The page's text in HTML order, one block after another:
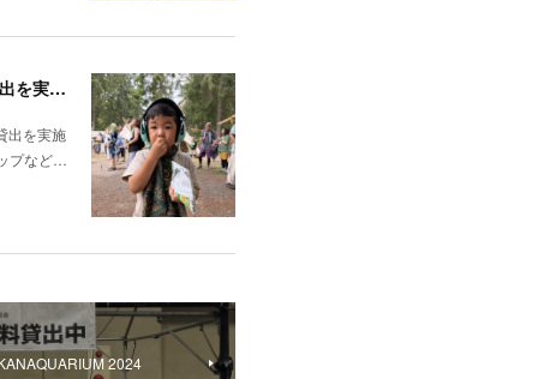
7月11日（土）・12日（日）に開催された「HAPPY FARM 2026」で、子ども向けイヤーマフの無料貸出を実施しました。
出を実施
プなど…
2024